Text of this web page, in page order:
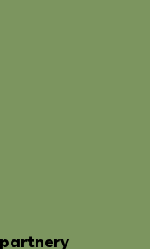
partnery